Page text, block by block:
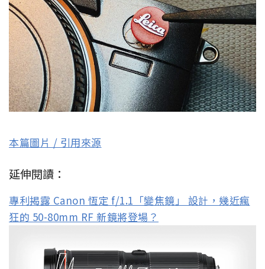
本篇圖片 / 引用來源
延伸閱讀：
專利揭露 Canon 恆定 f/1.1「變焦鏡」 設計，幾近瘋
狂的 50-80mm RF 新鏡將登場？